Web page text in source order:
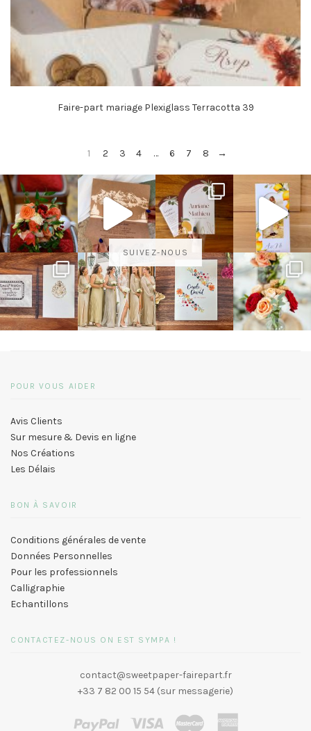
Faire-part mariage Plexiglass Terracotta 39
1 2 3 4 … 6 7 8 →
SUIVEZ-NOUS
POUR VOUS AIDER
Avis Clients
Sur mesure & Devis en ligne
Nos Créations
Les Délais
BON À SAVOIR
Conditions générales de vente
Données Personnelles
Pour les professionnels
Calligraphie
Echantillons
CONTACTEZ-NOUS ON EST SYMPA !
contact@sweetpaper-fairepart.fr
+33 7 82 00 15 54 (sur messagerie)